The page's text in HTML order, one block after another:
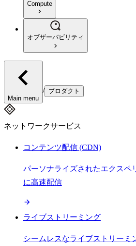
Compute
オブザーバビリティ
Main menu
/ プロダクト
ネットワークサービス
コンテンツ配信 (CDN)
パーソナライズされたエクスペ
に高速配信
ライブストリーミング
シームレスなライブストリーミ